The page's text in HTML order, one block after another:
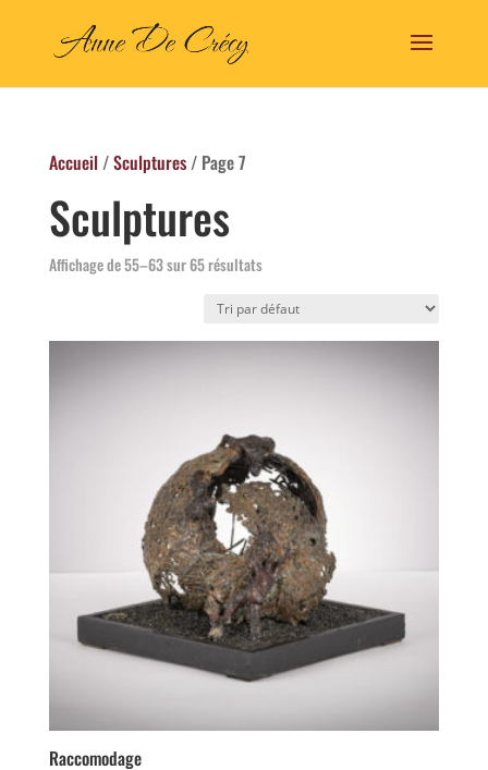
Accueil/Sculptures/ Page 7
Sculptures
Affichage de 55–63 sur 65 résultats
Raccomodage